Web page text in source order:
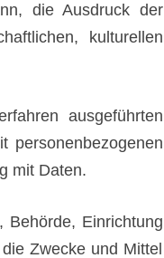
die Ausdruck der
kulturellen
ausgeführten
personenbezogenen
mit Daten.
Behörde, Einrichtung
Zwecke und Mittel